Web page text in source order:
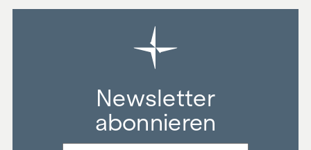
Newsletter
abonnieren